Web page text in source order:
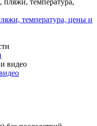
температура, цены и